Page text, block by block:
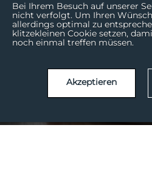
Bei Ihrem Besuch auf unserer
nicht verfolgt. Um Ihren
allerdings optimal zu
klitzekleinen Cookie setzen,
noch einmal treffen müssen.
Akzeptieren
In 5
erfolgreicher
Experience